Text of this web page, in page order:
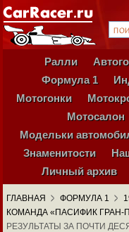
Ралли
Формула 1
Мотогонки
Мотосалон
Модельки
Знаменитости
Личный архив
ГЛАВНАЯ ФОРМУЛА 1
КОМАНДА «ПАСИФИК ГРАН-
РЕЗУЛЬТАТЫ ЗА ПОЧТИ